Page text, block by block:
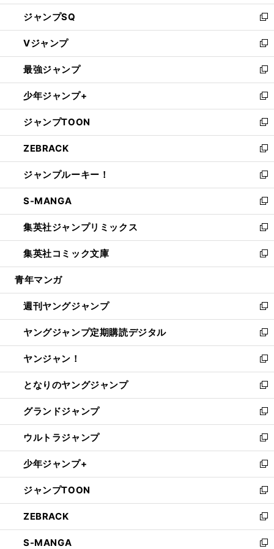
し
い
ウ
ィ
ン
ド
ウ
で
開
く
ジャンプSQ
新
し
い
ウ
ィ
ン
ド
ウ
で
開
く
Vジャンプ
新
し
い
ウ
ィ
ン
ド
ウ
で
開
く
最強ジャンプ
新
し
い
ウ
ィ
ン
ド
ウ
で
開
く
少年ジャンプ+
新
し
い
ウ
ィ
ン
ド
ウ
で
開
く
ジャンプTOON
新
し
い
ウ
ィ
ン
ド
ウ
で
開
く
ZEBRACK
新
し
い
ウ
ィ
ン
ド
ウ
で
開
ジャンプルーキー！
新
し
い
ウ
ィ
ン
ド
ウ
開
く
S-MANGA
新
し
い
ウ
ィ
ン
ウ
で
開
く
集英社ジャンプリミックス
新
し
い
ウ
ン
ド
ウ
で
開
く
集英社コミック文庫
新
し
ウ
ィ
ン
ド
ウ
で
開
く
青年マンガ
週刊ヤングジャンプ
新
し
い
ウ
ィ
ン
ド
ウ
で
開
く
ヤングジャンプ定期購読デジタル
新
し
い
ウ
ィ
ン
ド
ウ
で
開
く
ヤンジャン！
新
し
い
ウ
ィ
ン
ド
ウ
で
開
く
となりのヤングジャンプ
新
し
い
ウ
ィ
ン
ド
ウ
で
開
く
グランドジャンプ
新
し
い
ウ
ィ
ン
ド
ウ
で
開
く
ウルトラジャンプ
新
し
い
ウ
ィ
ン
ド
ウ
で
少年ジャンプ+
新
し
い
ウ
ィ
ン
ド
ジャンプTOON
新
し
い
ウ
ィ
ZEBRACK
新
し
い
S-MANGA
新